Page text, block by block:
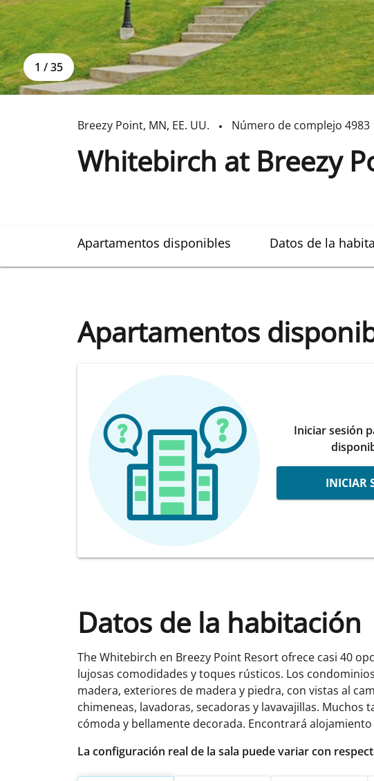
1 / 35
Breezy Point, MN, EE. UU. Número de complejo 4983
Whitebirch at Breezy
Apartamentos disponibles Datos de la
Apartamentos
Iniciar sesión
INICIAR
Datos de la habitación
The Whitebirch en Breezy Point Resort ofrece casi 40
lujosas comodidades y toques rústicos. Los
madera, exteriores de madera y piedra, con vistas al
chimeneas, lavadoras, secadoras y lavavajillas.
cómoda y bellamente decorada. Encontrará
La configuración real de la sala puede variar con